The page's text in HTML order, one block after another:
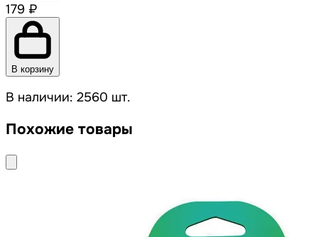
179 ₽
В корзину
В наличии: 2560 шт.
Похожие товары